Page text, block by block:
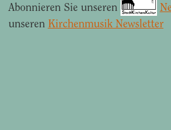
Abonnieren Sie unseren
unseren Kirchenmusik Newsletter